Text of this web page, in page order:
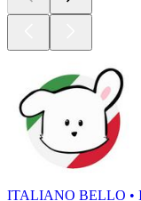
ITALIANO BELLO •